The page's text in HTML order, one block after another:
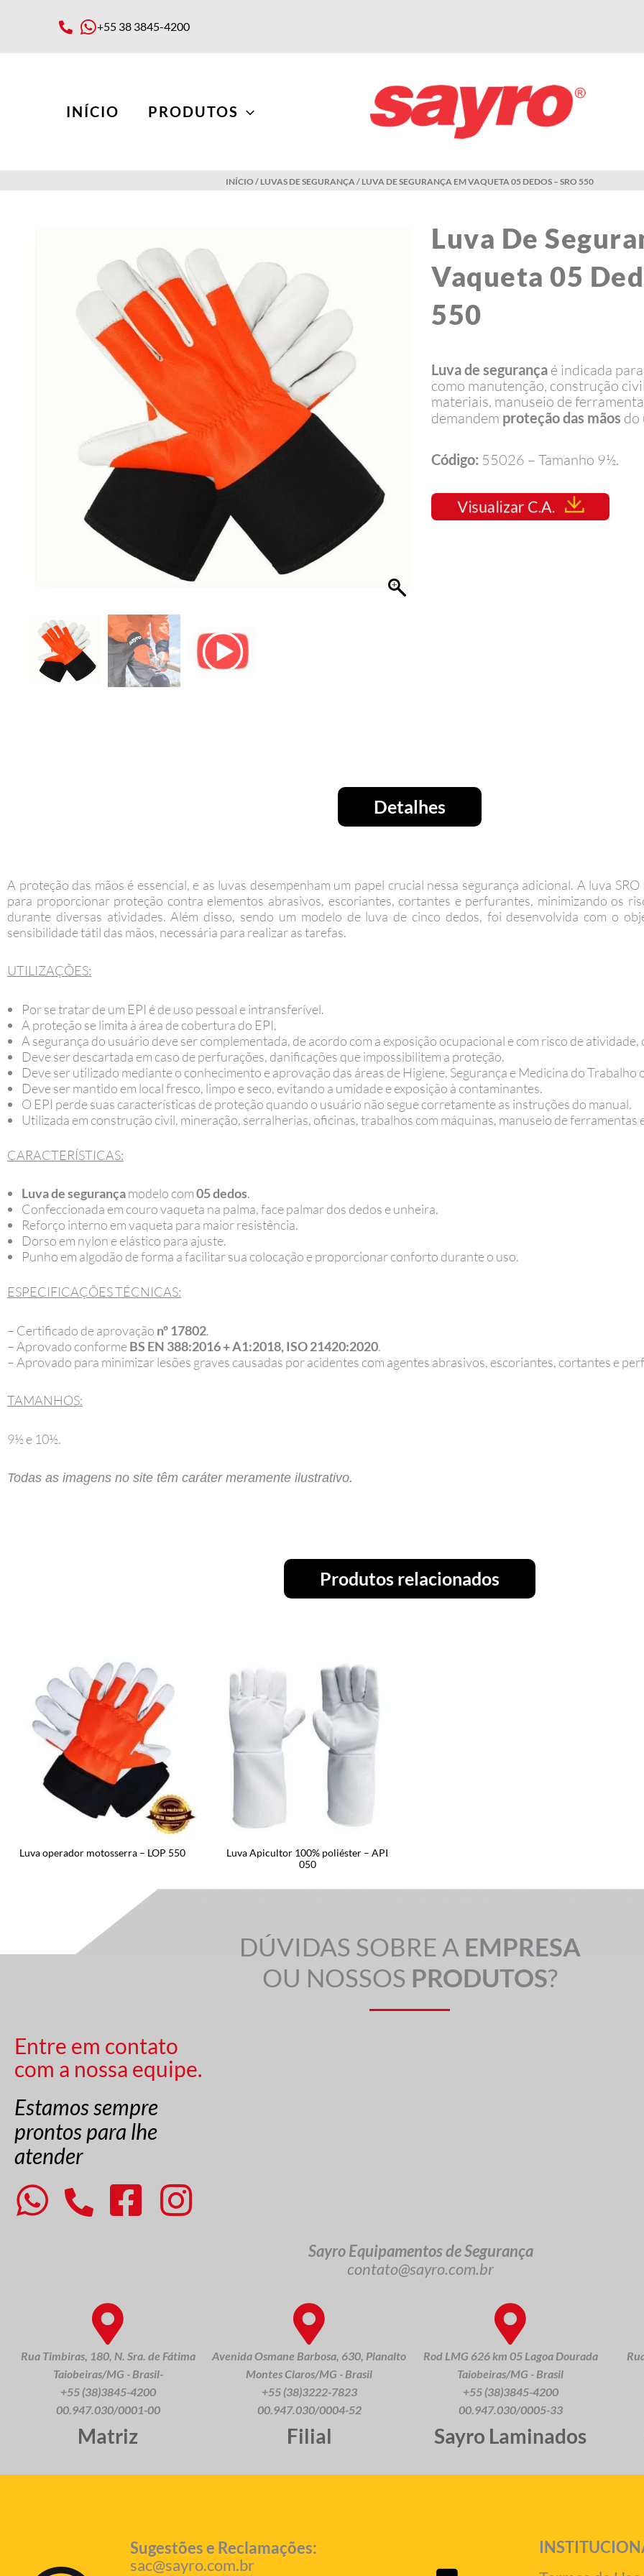
+55 38 3845-4200
INÍCIO PRODUTOS
INÍCIO / LUVAS DE SEGURANÇA / LUVA DE SEGURANÇA EM VAQUETA 05 DEDOS – SRO 550
Luva De
Vaqueta 05
550
Luva de segurança é indicada
como manutenção, construção
materiais, manuseio de
demandem proteção das mãos do
Código: 55026 – Tamanho 9½.
Detalhes
A proteção das mãos é essencial, e as luvas desempenham um papel crucial nessa segurança adicional. A luva
para proporcionar proteção contra elementos abrasivos, escoriantes, cortantes e perfurantes, minimizando os
durante diversas atividades. Além disso, sendo um modelo de luva de cinco dedos, foi desenvolvida com o
sensibilidade tátil das mãos, necessária para realizar as tarefas.
UTILIZAÇÕES:
Por se tratar de um EPI é de uso pessoal e intransferível.
A proteção se limita à área de cobertura do EPI.
A segurança do usuário deve ser complementada, de acordo com a exposição ocupacional e com risco de atividade,
Deve ser descartada em caso de perfurações, danificações que impossibilitem a proteção.
Deve ser utilizado mediante o conhecimento e aprovação das áreas de Higiene, Segurança e Medicina do Trabalho
Deve ser mantido em local fresco, limpo e seco, evitando a umidade e exposição à contaminantes.
O EPI perde suas características de proteção quando o usuário não segue corretamente as instruções do manual.
Utilizada em construção civil, mineração, serralherias, oficinas, trabalhos com máquinas, manuseio de ferramentas
CARACTERÍSTICAS:
Luva de segurançamodelo com05 dedos.
Confeccionada em couro vaqueta na palma, face palmar dos dedos e unheira.
Reforço interno em vaqueta para maior resistência.
Dorso em nylon e elástico para ajuste.
Punho em algodão de forma a facilitar sua colocação e proporcionar conforto durante o uso.
ESPECIFICAÇÕES TÉCNICAS:
– Certificado de aprovação nº 17802.
– Aprovado conformeBS EN 388:2016 + A1:2018, ISO 21420:2020.
– Aprovado para minimizar lesões graves causadas por acidentes com agentes abrasivos, escoriantes, cortantes e
TAMANHOS:
9½ e 10½.
Todas as imagens no site têm caráter meramente ilustrativo.
Produtos relacionados
Luva operador motosserra – LOP 550
Luva Apicultor 100% poliéster – API
050
DÚVIDAS SOBRE A EMPRESA
OU NOSSOS PRODUTOS?
Entre em contato
com a nossa equipe.
Estamos sempre
prontos para lhe
atender
Sayro Equipamentos de Segurança
contato@sayro.com.br
Rua Timbiras, 180, N. Sra. de Fátima
Taiobeiras/MG - Brasil-
+55 (38)3845-4200
00.947.030/0001-00
Matriz
Avenida Osmane Barbosa, 630, Planalto
Montes Claros/MG - Brasil
+55 (38)3222-7823
00.947.030/0004-52
Filial
Rod LMG 626 km 05 Lagoa Dourada
Taiobeiras/MG - Brasil
+55 (38)3845-4200
00.947.030/0005-33
Sayro Laminados
Sugestões e Reclamações:
sac@sayro.com.br